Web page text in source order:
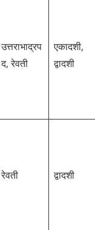
उत्तराभाद्रप
द, रेवती
एकादशी,
द्वादशी
रेवती द्वादशी